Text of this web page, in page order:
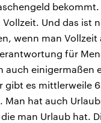
Und das ist
wenn man
für
auch einigermaßen
gibt es mittlerweile
Man hat auch
die man Urlaub hat.